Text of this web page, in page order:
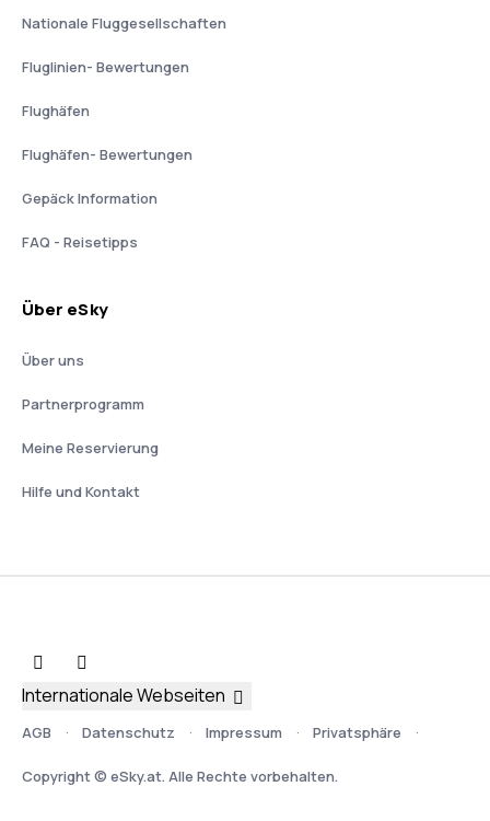
Nationale Fluggesellschaften
Fluglinien- Bewertungen
Flughäfen
Flughäfen- Bewertungen
Gepäck Information
FAQ - Reisetipps
Über eSky
Über uns
Partnerprogramm
Meine Reservierung
Hilfe und Kontakt
AGB Datenschutz Impressum Privatsphäre
Copyright © eSky.at. Alle Rechte vorbehalten.
Internationale Webseiten